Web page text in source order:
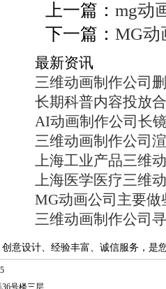
上一篇： mg动
下一篇： MG动
最新资讯
三维动画制作公司
长期科普内容投放
AI动画制作公司长
三维动画制作公司
上海工业产品三维
上海医学医疗三维
MG动画公司主要做
三维动画制作公司
意设计、经验丰富、诚信服务，是
号楼三层